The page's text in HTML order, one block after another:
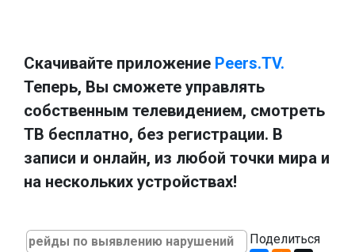
Скачивайте приложение Peers.TV.
Теперь, Вы сможете управлять
собственным телевидением, смотреть
ТВ бесплатно, без регистрации. В
записи и онлайн, из любой точки мира и
на нескольких устройствах!
рейды по выявлению нарушений Поделиться